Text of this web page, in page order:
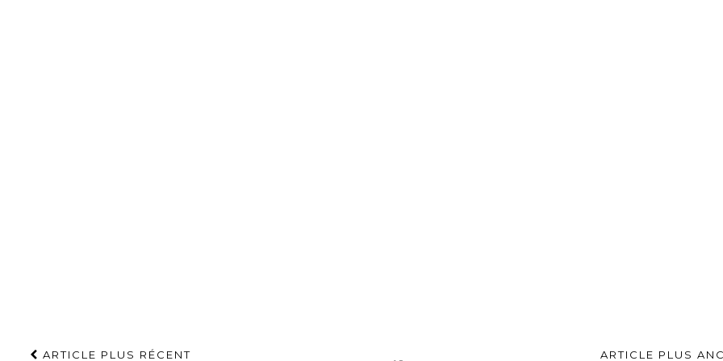
ARTICLE PLUS RÉCENT ARTICLE PLUS